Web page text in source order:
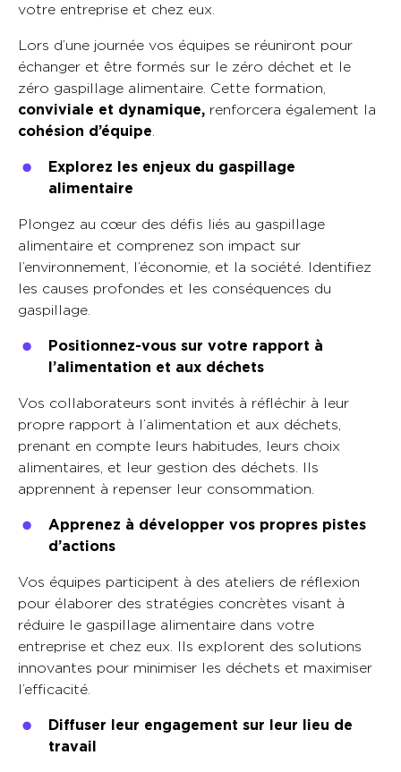
votre entreprise et chez eux.
Lors d’une journée vos équipes se réuniront pour
échanger et être formés sur le zéro déchet et le
zéro gaspillage alimentaire. Cette formation,
conviviale et dynamique, renforcera également la
cohésion d’équipe.
Explorez les enjeux du gaspillage
alimentaire
Plongez au cœur des défis liés au gaspillage
alimentaire et comprenez son impact sur
l’environnement, l’économie, et la société. Identifiez
les causes profondes et les conséquences du
gaspillage.
Positionnez-vous sur votre rapport à
l’alimentation et aux déchets
Vos collaborateurs sont invités à réfléchir à leur
propre rapport à l’alimentation et aux déchets,
prenant en compte leurs habitudes, leurs choix
alimentaires, et leur gestion des déchets. Ils
apprennent à repenser leur consommation.
Apprenez à développer vos propres pistes
d’actions
Vos équipes participent à des ateliers de réflexion
pour élaborer des stratégies concrètes visant à
réduire le gaspillage alimentaire dans votre
entreprise et chez eux. Ils explorent des solutions
innovantes pour minimiser les déchets et maximiser
l’efficacité.
Diffuser leur engagement sur leur lieu de
travail